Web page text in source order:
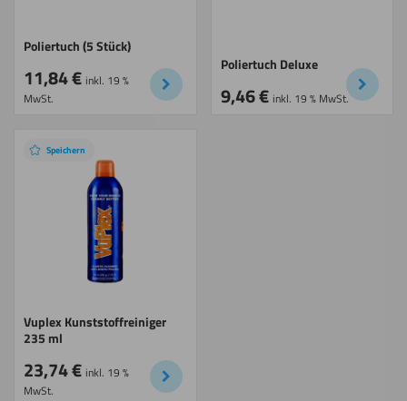
Schweißen
Umdrehen
Wasserstrahl
Poliertuch (5 Stück)
11,84€ inkl. 19 %
MwSt.
Poliertuch Deluxe
9,46€ inkl. 19 % MwSt.
Speichern
Vuplex Kunststoffreiniger
235 ml
23,74€ inkl. 19 %
MwSt.